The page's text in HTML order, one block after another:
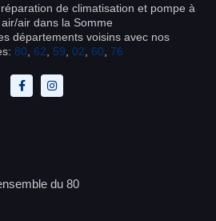
de climatisation et pompe à
air dans la Somme
départements voisins avec nos
80 62 59 02 60 76
du 80